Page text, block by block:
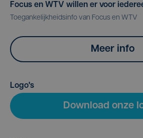
Focus en WTV willen er voor
Toegankelijkheidsinfo van Focus en WTV
Meer info
Logo's
Download onze